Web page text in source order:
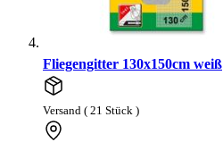
Fliegengitter 130x150cm weiß
Versand ( 21 Stück )